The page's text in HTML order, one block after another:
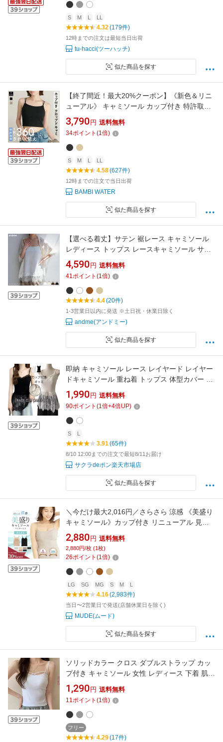
S M L LL
4.32(179件)
12時までの注文は最短当日出荷
tu-hacci(ツーハッチ)
似た商品を探す
【終了間近！最大20%クーポン】《新色＆リニ
ューアル》 キャミソール カップ付き 特許取得
クロップド丈 トップス 育乳 ブラトップ 盛れる
ブラキャミ 締め付けない 大きいサイズ トップ
ス カップ付き ノンワイヤー キャミブラ 楽 レデ
ィース バンビウォーター 夏
3,790 円 送料無料
34ポイント (1倍)
S M L LL
4.58(627件)
12時までの注文で当日出荷
BAMBI WATER
似た商品を探す
【選べる着丈】サテン 裾レース キャミソール
レディース トップス レースキャミソール サテ
ンキャミソール ビスチェ 体型カバー ゆったり
重ね着 レイヤード シアー セレモニー フェミニ
ン きれいめ オフィス カジュアル トールサイズ
MTサイズ 春服 春夏 秋冬 春 秋 冬
4,590 円 送料無料
41ポイント (1倍)
4.4(20件)
1-3営業日以内に発送 ※土日祝・休業日除く
andme(アンドミー)
似た商品を探す
即納 キャミソール レース レイヤード レイヤー
ドキャミソール 重ね着 トップス 体型カバー お
尻が隠れる 大きいサイズ キャミ インナー 付け
裾 裾フレア レイヤード レース切り替え 黒 白
春 秋 冬 メール便 送料無料
1,990 円 送料無料
90ポイント (1倍+4倍UP)
S L
3.91(65件)
8/10 12:00までの注文で最短8/11お届け
サクラdeポン楽天市場店
似た商品を探す
＼今だけ最大2,016円／さらさら 涼感 《美盛り
キャミソール》カップ付き リニューアル 見た
目2.5倍 盛れる ブラトップ 蒸れにくい 通気性
ワイヤー入り 垂れない ブラキャミ サラサラ 蒸
れない 春 夏 レディース インナー Uネック Vネ
2,880 円 送料無料
2,880円/枚 (1枚)
26ポイント (1倍)
LG SG MG S M L
4.16(2,983件)
当日〜2営業日で発送(店舗休業日を除く)
MUDE(ムード)
似た商品を探す
ソリッドカラー クロス ダブルストラップ カッ
プ付き キャミソール 女性 レディース 下着 肌着
インナー ブラジャー 春 夏 秋 冬 上品 肌見せ シ
ンプル ミニマル 単色 無地 上品 大人 細見え ヘ
ルシー カジュアル きれいめ アクティブ 着回し
1,290 円 送料無料
11ポイント (1倍)
フリー
4.29(17件)